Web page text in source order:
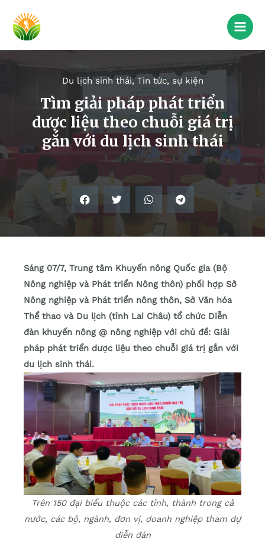
Du lịch sinh thái,Tin tức, sự kiện
Tìm giải pháp phát triển
dược liệu theo chuỗi giá trị
gắn với du lịch sinh thái
Sáng 07/7, Trung tâm Khuyến nông Quốc gia (Bộ
Nông nghiệp và Phát triển Nông thôn) phối hợp Sở
Nông nghiệp và Phát triển nông thôn, Sở Văn hóa
Thể thao và Du lịch (tỉnh Lai Châu) tổ chức Diễn
đàn khuyến nông @ nông nghiệp với chủ đề: Giải
pháp phát triển dược liệu theo chuỗi giá trị gắn với
du lịch sinh thái.
Trên 150 đại biểu thuộc các tỉnh, thành trong cả
nước, các bộ, ngành, đơn vị, doanh nghiệp tham dự
diễn đàn